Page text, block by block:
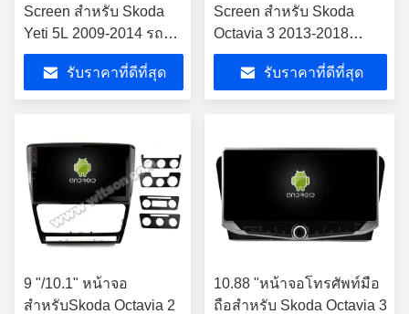
Screen สำหรับ Skoda
Yeti 5L 2009-2014 รถ
สเตอริโอ
รับราคาที่ดีที่สุด
Screen สําหรับ Skoda
Octavia 3 2013-2018
เครื่องเล่นสเตียโร่รถยนต์
รับราคาที่ดีที่สุด
9 "/10.1" หน้าจอ
สำหรับSkoda Octavia 2
10.88 "หน้าจอโทรศัพท์มือ
ถือสำหรับ Skoda Octavia 3